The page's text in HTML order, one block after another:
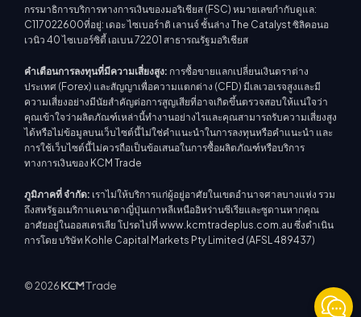
กรรมาธิการบริการทางการเงินของมอริเชียส (FSC) หมายเลขกำกับดูแล:
C117022600ที่อยู่: เดอะ ไซเบอร์าติ เลานจ์ ชั้นล่าง The Catalyst ซิลิคอนอ
เวนิว 40 ไซเบอร์ซิตี้ เอเบน 72201 สาธารณรัฐมอริเชียส
คำเตือนการลงทุนที่มีความเสี่ยงสูง: การซื้อขายแลกเปลี่ยนเงินตราต่าง
ประเทศ (Forex) และสัญญาเพื่อความแตกต่าง (CFD) มีเลเวอเรจสูงและมี
ความเสี่ยงอย่างมีนัยสำคัญต่อการสูญเสียที่อาจเกิดขึ้นตรวจสอบให้แน่ใจว่า
คุณเข้าใจว่าผลิตภัณฑ์เหล่านี้ทำงานอย่างไรและคุณสามารถรับความเสี่ยงสูง
ได้หรือไม่ข้อมูลบนเว็บไซต์นี้ไม่ใช่คำแนะนำในการลงทุนหรือคำแนะนำ และ
การใช้เว็บไซต์นี้ไม่ควรถือเป็นข้อเสนอในการซื้อผลิตภัณฑ์หรือบริการ
ทางการเงินของ KCM Trade
ภูมิภาคที่ จำกัด: เราไม่ให้บริการแก่ผู้อยู่อาศัยในเขตอำนาจศาลบางแห่ง รวม
ถึงสหรัฐอเมริกาแคนาดาญี่ปุ่นเกาหลีเหนืออิหร่านซีเรียและซูดานหากคุณ
อาศัยอยู่ในออสเตรเลีย โปรดไปที่ www.kcmtradeplus.com.au ซึ่งดำเนิน
การโดย บริษัท Kohle Capital Markets Pty Limited (AFSL 489437)
© 2026